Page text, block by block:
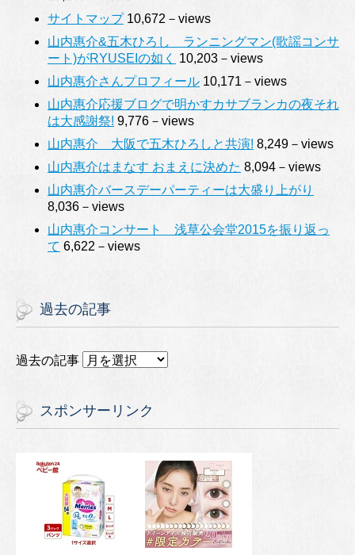
サイトマップ10,672－views
山内惠介&五木ひろし ランニングマン(歌謡コンサ
ート)がRYUSEIの如く
10,203－views
山内惠介さんプロフィール 10,171－views
山内惠介応援ブログで明かすカサブランカの夜それ
は大感謝祭! 9,776－views
山内惠介 大阪で五木ひろしと共演! 8,249－views
山内惠介はまなす おまえに決めた 8,094－views
山内惠介バースデーパーティーは大盛り上がり
8,036－views
山内惠介コンサート 浅草公会堂2015を振り返っ
て 6,622－views
過去の記事
過去の記事
スポンサーリンク